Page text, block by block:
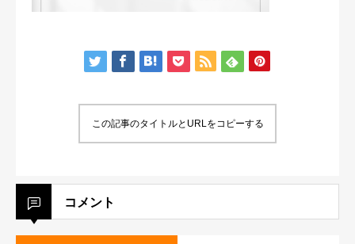
この記事のタイトルとURLをコピーする
コメント